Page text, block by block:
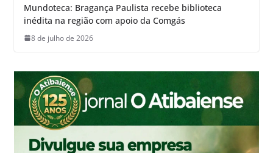
Mundoteca: Bragança Paulista recebe biblioteca
inédita na região com apoio da Comgás
8 de julho de 2026